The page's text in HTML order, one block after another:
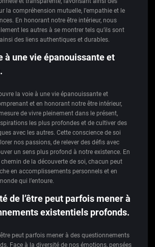
la compréhension mutuelle, l’empathie et le
En honorant notre être intérieur, nous
les autres à se montrer tels qu’ils sont
des liens authentiques et durables.
à une vie épanouissante et
ouvre la voie à une vie épanouissante et
et en honorant notre être intérieur,
de vivre pleinement dans le présent,
les plus profondes et de cultiver des
avec les autres. Cette conscience de soi
nos passions, de relever des défis avec
un sens plus profond à notre existence. En
chemin de la découverte de soi, chacun peut
en accomplissements personnels et en
qui l’entoure.
de l’être peut parfois mener à
existentiels profonds.
peut parfois mener à des questionnements
Face à la diversité de nos émotions, pensées